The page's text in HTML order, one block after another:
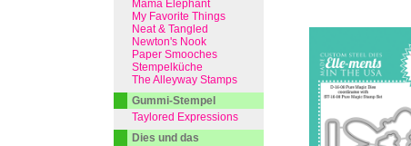
Mama Elephant
My Favorite Things
Neat & Tangled
Newton's Nook
Paper Smooches
Stempelküche
The Alleyway Stamps
Gummi-Stempel
Taylored Expressions
Dies und das